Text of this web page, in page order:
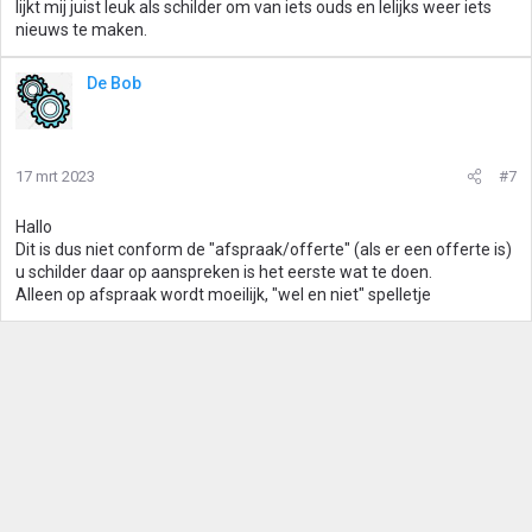
lijkt mij juist leuk als schilder om van iets ouds en lelijks weer iets
nieuws te maken.
De Bob
17 mrt 2023 #7
Hallo
Dit is dus niet conform de "afspraak/offerte" (als er een offerte is)
u schilder daar op aanspreken is het eerste wat te doen.
Alleen op afspraak wordt moeilijk, "wel en niet" spelletje